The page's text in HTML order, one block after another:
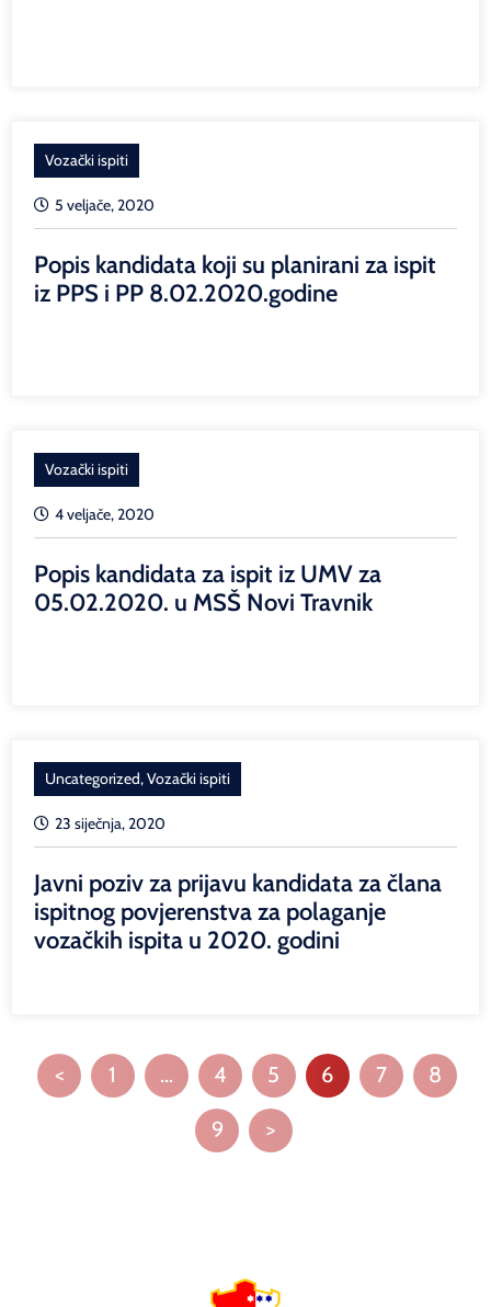
Vozački ispiti
5 veljače, 2020
Popis kandidata koji su planirani za ispit
iz PPS i PP 8.02.2020.godine
Vozački ispiti
4 veljače, 2020
Popis kandidata za ispit iz UMV za
05.02.2020. u MSŠ Novi Travnik
Uncategorized,Vozački ispiti
23 siječnja, 2020
Javni poziv za prijavu kandidata za člana
ispitnog povjerenstva za polaganje
vozačkih ispita u 2020. godini
< 1 … 4 5 6 7 8
9 >